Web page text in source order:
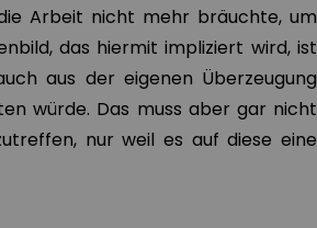
Arbeit nicht mehr bräuchte, um
das hiermit impliziert wird, ist
aus der eigenen Überzeugung
würde. Das muss aber gar nicht
nur weil es auf diese eine